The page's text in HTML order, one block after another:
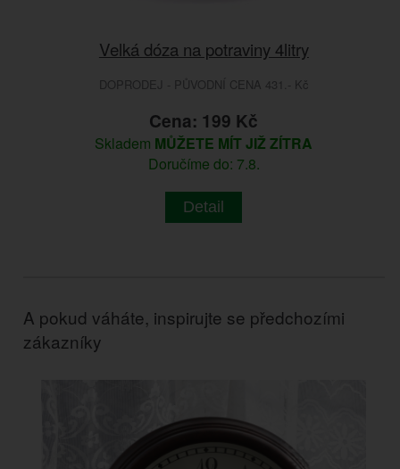
Velká dóza na potraviny 4litry
DOPRODEJ - PŮVODNÍ CENA 431.- Kč
Cena: 199 Kč
Skladem MŮŽETE MÍT JIŽ ZÍTRA
Doručíme do: 7.8.
Detail
A pokud váháte, inspirujte se předchozími
zákazníky